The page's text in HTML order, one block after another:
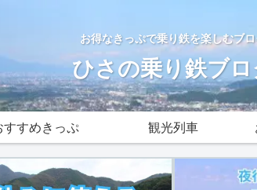
お得なきっぷで乗り鉄を楽しむブ
ひさの乗り鉄ブ
すすめきっぷ 観光列車